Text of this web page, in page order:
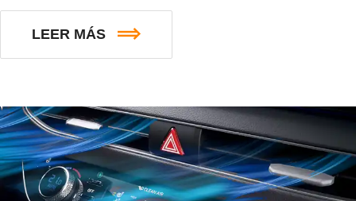
LEER MÁS